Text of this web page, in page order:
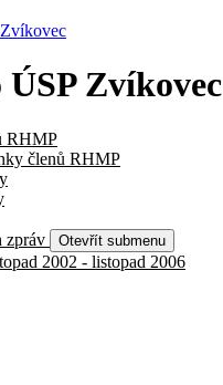
ÚSP Zvíkovec
RHMP
členů RHMP
zpráv
Otevřít submenu
2002 - listopad 2006